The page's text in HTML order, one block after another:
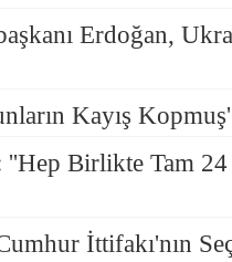
Erdoğan,
Kayış
''Hep Birlikte Tam
İttifakı'nın